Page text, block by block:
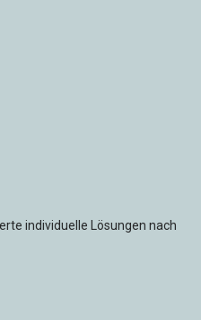
individuelle Lösungen nach